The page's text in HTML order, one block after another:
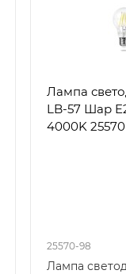
Лампа
LB-57 Шар
4000K 25570
25570-98
Лампа